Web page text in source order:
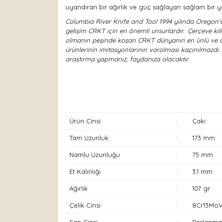
uyandıran bir ağırlık ve güç sağlayan sağlam bir
Columbia River Knife and Tool 1994 yılında
gelişim CRKT için en önemli unsurlardır. Çerçeve
olmanın peşinde koşan CRKT dünyanın en ünlü
ürünlerinin imitasyonlarının varolması
araştırma yapmanız, faydanıza olacaktır.
Ürün Cinsi : Çakı
Tam Uzunluk : 173 mm
Namlu Uzunluğu : 75 mm
Et Kalınlığı : 3.1 mm
Ağırlık : 107 gr
Çelik Cinsi :